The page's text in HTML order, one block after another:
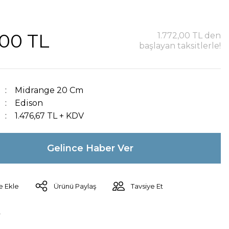
TL
1.772,00 TL den
başlayan taksitlerle!
Midrange 20 Cm
Edison
1.476,67 TL + KDV
Gelince Haber Ver
Ürünü Paylaş Tavsiye Et